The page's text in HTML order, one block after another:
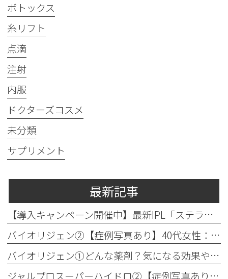
ボトックス
糸リフト
点滴
注射
内服
ドクターズコスメ
未分類
サプリメント
最新記事
【導入キャンペーン開催中】最新IPL「ステラM22」で透明感のある素肌へ
バイオリジェン②【症例写真あり】40代女性：目元の小じわ改善
バイオリジェン①どんな薬剤？気になる効果やダウンタイムについて解説
ジャルプロスーパーハイドロ②【症例写真あり】50代女性：ほうれい線・口横たるみ改善【手打ち注射】